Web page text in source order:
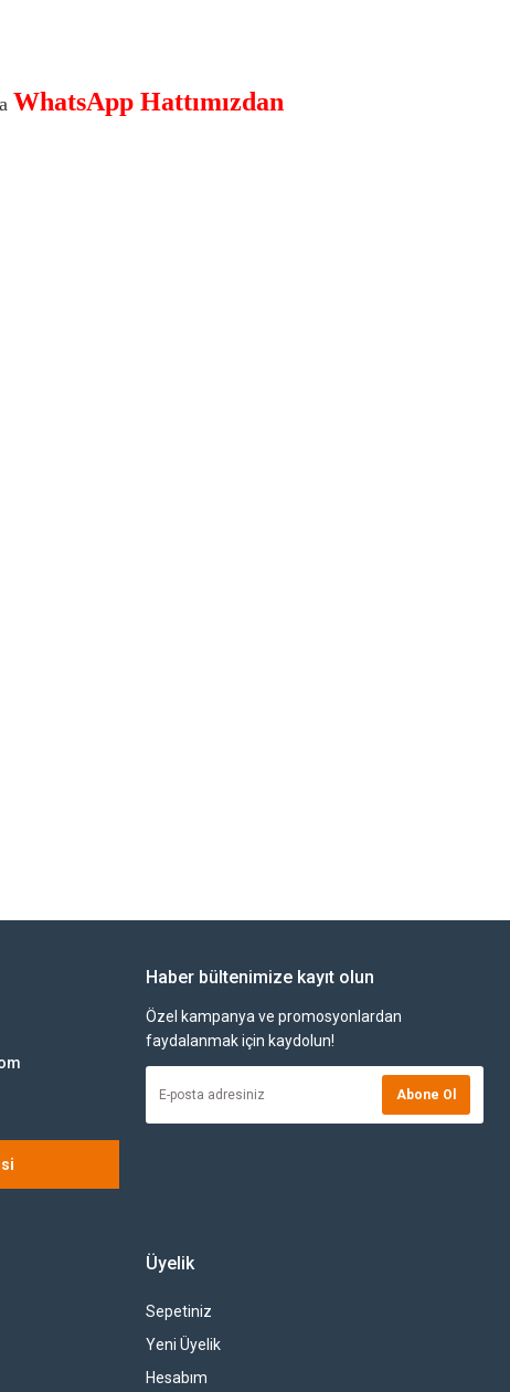
WhatsApp Hattımızdan
Haber bültenimize kayıt olun
Özel kampanya ve promosyonlardan
faydalanmak için kaydolun!
Abone Ol
Üyelik
Sepetiniz
Yeni Üyelik
Hesabım